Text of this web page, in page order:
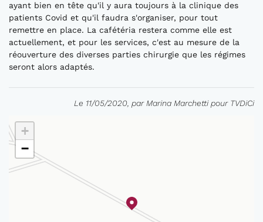
ayant bien en tête qu'il y aura toujours à la clinique des
patients Covid et qu'il faudra s'organiser, pour tout
remettre en place. La cafétéria restera comme elle est
actuellement, et pour les services, c'est au mesure de la
réouverture des diverses parties chirurgie que les régimes
seront alors adaptés.
Le 11/05/2020, par Marina Marchetti pour TVDiCi
+
−